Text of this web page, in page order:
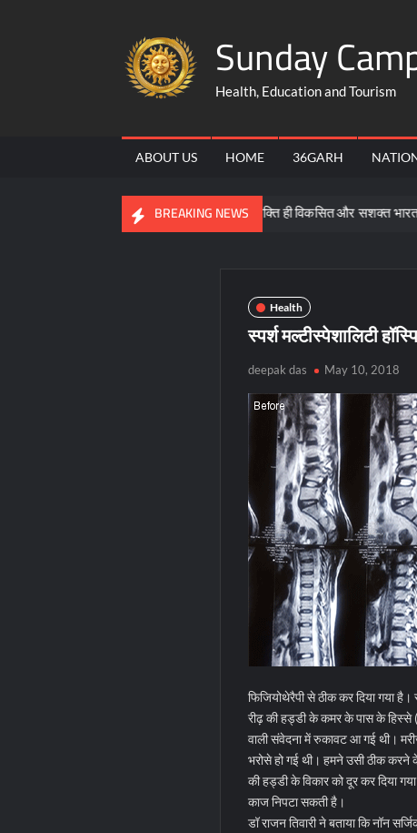
Sunday
Health, Education and Tourism
ABOUT US HOME 36GARH
BREAKING NEWS
समरसता, समानता और भक्ति ही विकसित और सशक्त भारत की
Health
स्पर्श मल्टीस्पेशालिटी
deepak das May 10, 2018
फिजियोथेरैपी से ठीक कर दिया गया है।
रीढ़ की हड्डी के कमर के पास के हिस्से
वाली संवेदना में रुकावट आ गई थी।
भरोसे हो गई थी। हमने उसी ठीक करने
की हड्डी के विकार को दूर कर दिया
काज निपटा सकती है।
डॉ राजन तिवारी ने बताया कि नॉन